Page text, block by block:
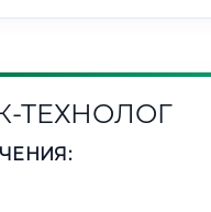
ТЕХНОЛОГ